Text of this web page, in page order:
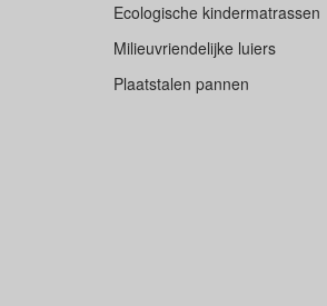
Ecologische kindermatrassen
Milieuvriendelijke luiers
Plaatstalen pannen